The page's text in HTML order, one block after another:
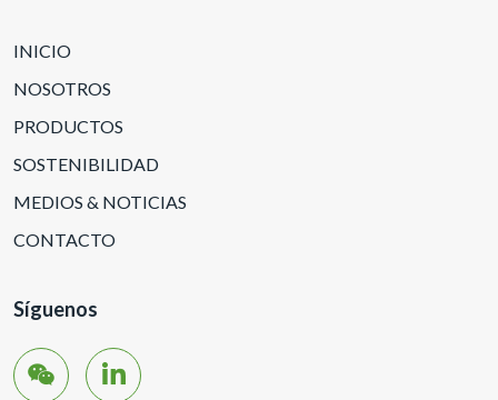
INICIO
NOSOTROS
PRODUCTOS
SOSTENIBILIDAD
MEDIOS & NOTICIAS
CONTACTO
Síguenos